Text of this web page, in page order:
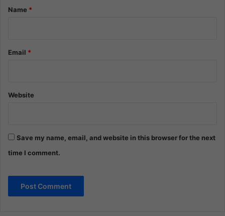
*Name *
Email *
Website
Save my name, email, and website in this browser for the next
time I comment.